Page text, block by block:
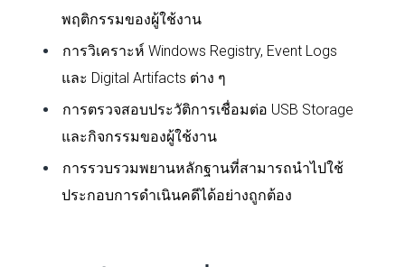
พฤติกรรมของผู้ใช้งาน
การวิเคราะห์ Windows Registry, Event Logs
และ Digital Artifacts ต่าง ๆ
การตรวจสอบประวัติการเชื่อมต่อ USB Storage
และกิจกรรมของผู้ใช้งาน
การรวบรวมพยานหลักฐานที่สามารถนำไปใช้
ประกอบการดำเนินคดีได้อย่างถูกต้อง